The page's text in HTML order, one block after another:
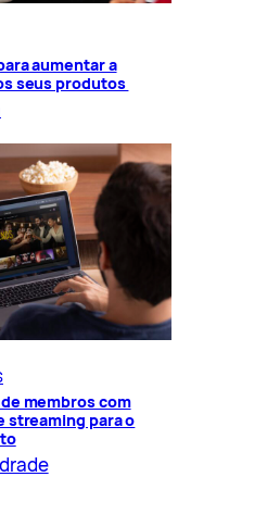
aumentar a
seus produtos
membros com
streaming para o